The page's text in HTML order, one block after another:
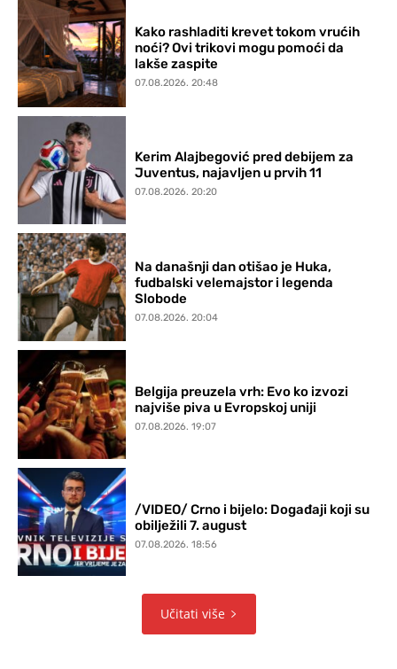
Kako rashladiti krevet tokom vrućih
noći? Ovi trikovi mogu pomoći da
lakše zaspite
07.08.2026. 20:48
Kerim Alajbegović pred debijem za
Juventus, najavljen u prvih 11
07.08.2026. 20:20
Na današnji dan otišao je Huka,
fudbalski velemajstor i legenda
Slobode
07.08.2026. 20:04
Belgija preuzela vrh: Evo ko izvozi
najviše piva u Evropskoj uniji
07.08.2026. 19:07
/VIDEO/ Crno i bijelo: Događaji koji su
obilježili 7. august
07.08.2026. 18:56
Učitati više